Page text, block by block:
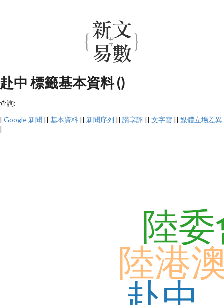
赴中 標籤基本資料 ()
查詢:
| Google 新聞 || 基本資料 || 新聞序列 || 讚享評 || 文字雲 || 媒體立場差異
|
陸港
陸